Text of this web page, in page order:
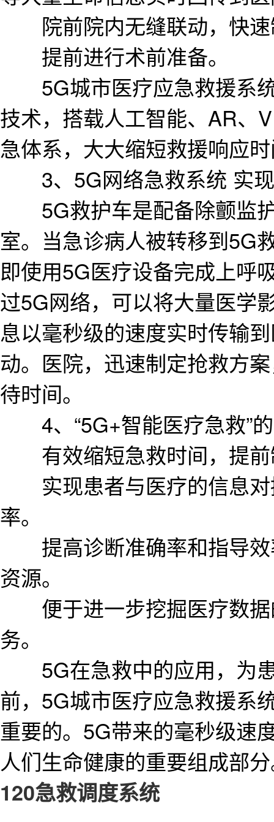
院前院内无缝联动，快速
提前进行术前准备。
5G城市医疗应急救援系统
技术，搭载人工智能、AR、
急体系，大大缩短救援响应
3、5G网络急救系统 实现
5G救护车是配备除颤监
室。当急诊病人被转移到5G
即使用5G医疗设备完成上呼
过5G网络，可以将大量医学
息以毫秒级的速度实时传输
动。医院，迅速制定抢救方
待时间。
4、“5G+智能医疗急救”
有效缩短急救时间，提前
实现患者与医疗的信息对
率。
提高诊断准确率和指导效
资源。
便于进一步挖掘医疗数据
务。
5G在急救中的应用，为患
前，5G城市医疗应急救援系
重要的。5G带来的毫秒级速
人们生命健康的重要组成部
120急救调度系统